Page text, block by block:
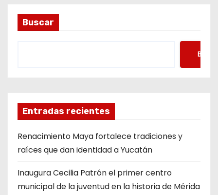
Buscar
Entradas recientes
Renacimiento Maya fortalece tradiciones y
raíces que dan identidad a Yucatán
Inaugura Cecilia Patrón el primer centro
municipal de la juventud en la historia de Mérida